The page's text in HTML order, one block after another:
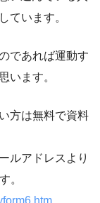
ています。
であれば運動す
います。
方は無料で資料
ルアドレスより
。